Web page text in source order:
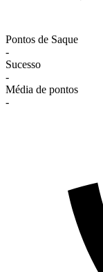
Pontos de Saque
-
Sucesso
-
Média de pontos
-